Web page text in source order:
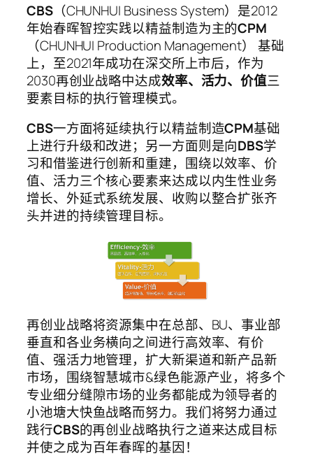
CBS（CHUNHUI Business System）是2012
年始春晖智控实践以精益制造为主的CPM
（CHUNHUI Production Management） 基础
上，至2021年成功在深交所上市后，作为
2030再创业战略中达成效率、活力、价值三
要素目标的执行管理模式。
CBS一方面将延续执行以精益制造CPM基础
上进行升级和改进；另一方面则是向DBS学
习和借鉴进行创新和重建，围绕以效率、价
值、活力三个核心要素来达成以内生性业务
增长、外延式系统发展、收购以整合扩张齐
头并进的持续管理目标。
再创业战略将资源集中在总部、BU、事业部
垂直和各业务横向之间进行高效率、有价
值、强活力地管理，扩大新渠道和新产品新
市场，围绕智慧城市&绿色能源产业，将多个
专业细分缝隙市场的业务都能成为领导者的
小池塘大快鱼战略而努力。我们将努力通过
践行CBS的再创业战略执行之道来达成目标
并使之成为百年春晖的基因！